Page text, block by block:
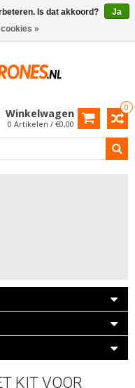
0
Winkelwagen
0 Artikelen / €0,00
KIT VOOR
Is dat akkoord?
Ja
»